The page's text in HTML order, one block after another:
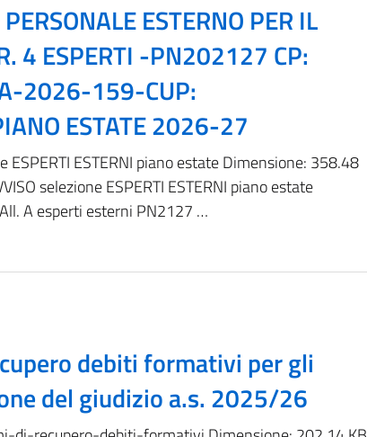
ESTERNO PER IL
4 ESPERTI -PN202127 CP:
2026-159-CUP:
ESTATE 2026-27
ESPERTI ESTERNI piano estate Dimensione: 358.48
selezione ESPERTI ESTERNI piano estate
A esperti esterni PN2127 …
debiti formativi per gli
del giudizio a.s. 2025/26